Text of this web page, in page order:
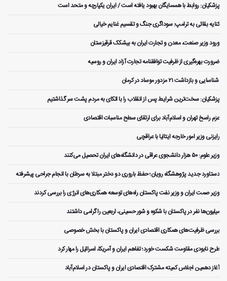
پزشکیان: روابط با همسایگان بهبود یافته است / ایران یکپارچه و متحد است
کنایه بقائی به ترامپ: سوداگری جنگ و تقسیم غنایم خیالی
ورود وزیر صنعت، معدن و تجارت ایران به بیشکک قرقیزستان
ضرورت بهره‌گیری از ظرفیت توافقنامه تجارت آزاد ایران و روسیه
️ شناسایی و بازداشت ۲۱ مزدور موساد در کرمان
پزشکیان: سخت‌ترین شرایط پس از انقلاب را با اتکای به مردم پشت سر گذاشتیم
عزم راسخ تهران و اسلام‌آباد برای ارتقای سطح مناسبات اقتصادی
رایزنی وزیر امور خارجه ایتالیا با عراقچی
وزیر علوم: ۵۰ هزار دانشجوی عراقی در دانشگاه‌های ایران تحصیل می‌کنند
دستاورد جدید پژوهشگاه رویان؛ حفظ باروری دو دختر مبتلا به سرطان با انجام جراحی پیشرفته
وزیر صمت ایران و وزیر نفت پاکستان راه‌های توسعه همکاری‌های انرژی را بررسی کردند
میلیون‌ها نفر در پاکستان با شکوه و شور حسینی، اربعین را گرامی داشتند
بررسی ظرفیت‌های همکاری اقتصادی ایران و پاکستان با بخش خصوصی
طرح نابودی مقاومت شکست خورد؛ تفاهم ایران و آمریکا، اسرائیل را مهار کرد
آغاز دهمین اجلاس کمیته مشترک اقتصادی ایران و پاکستان در اسلام‌آباد